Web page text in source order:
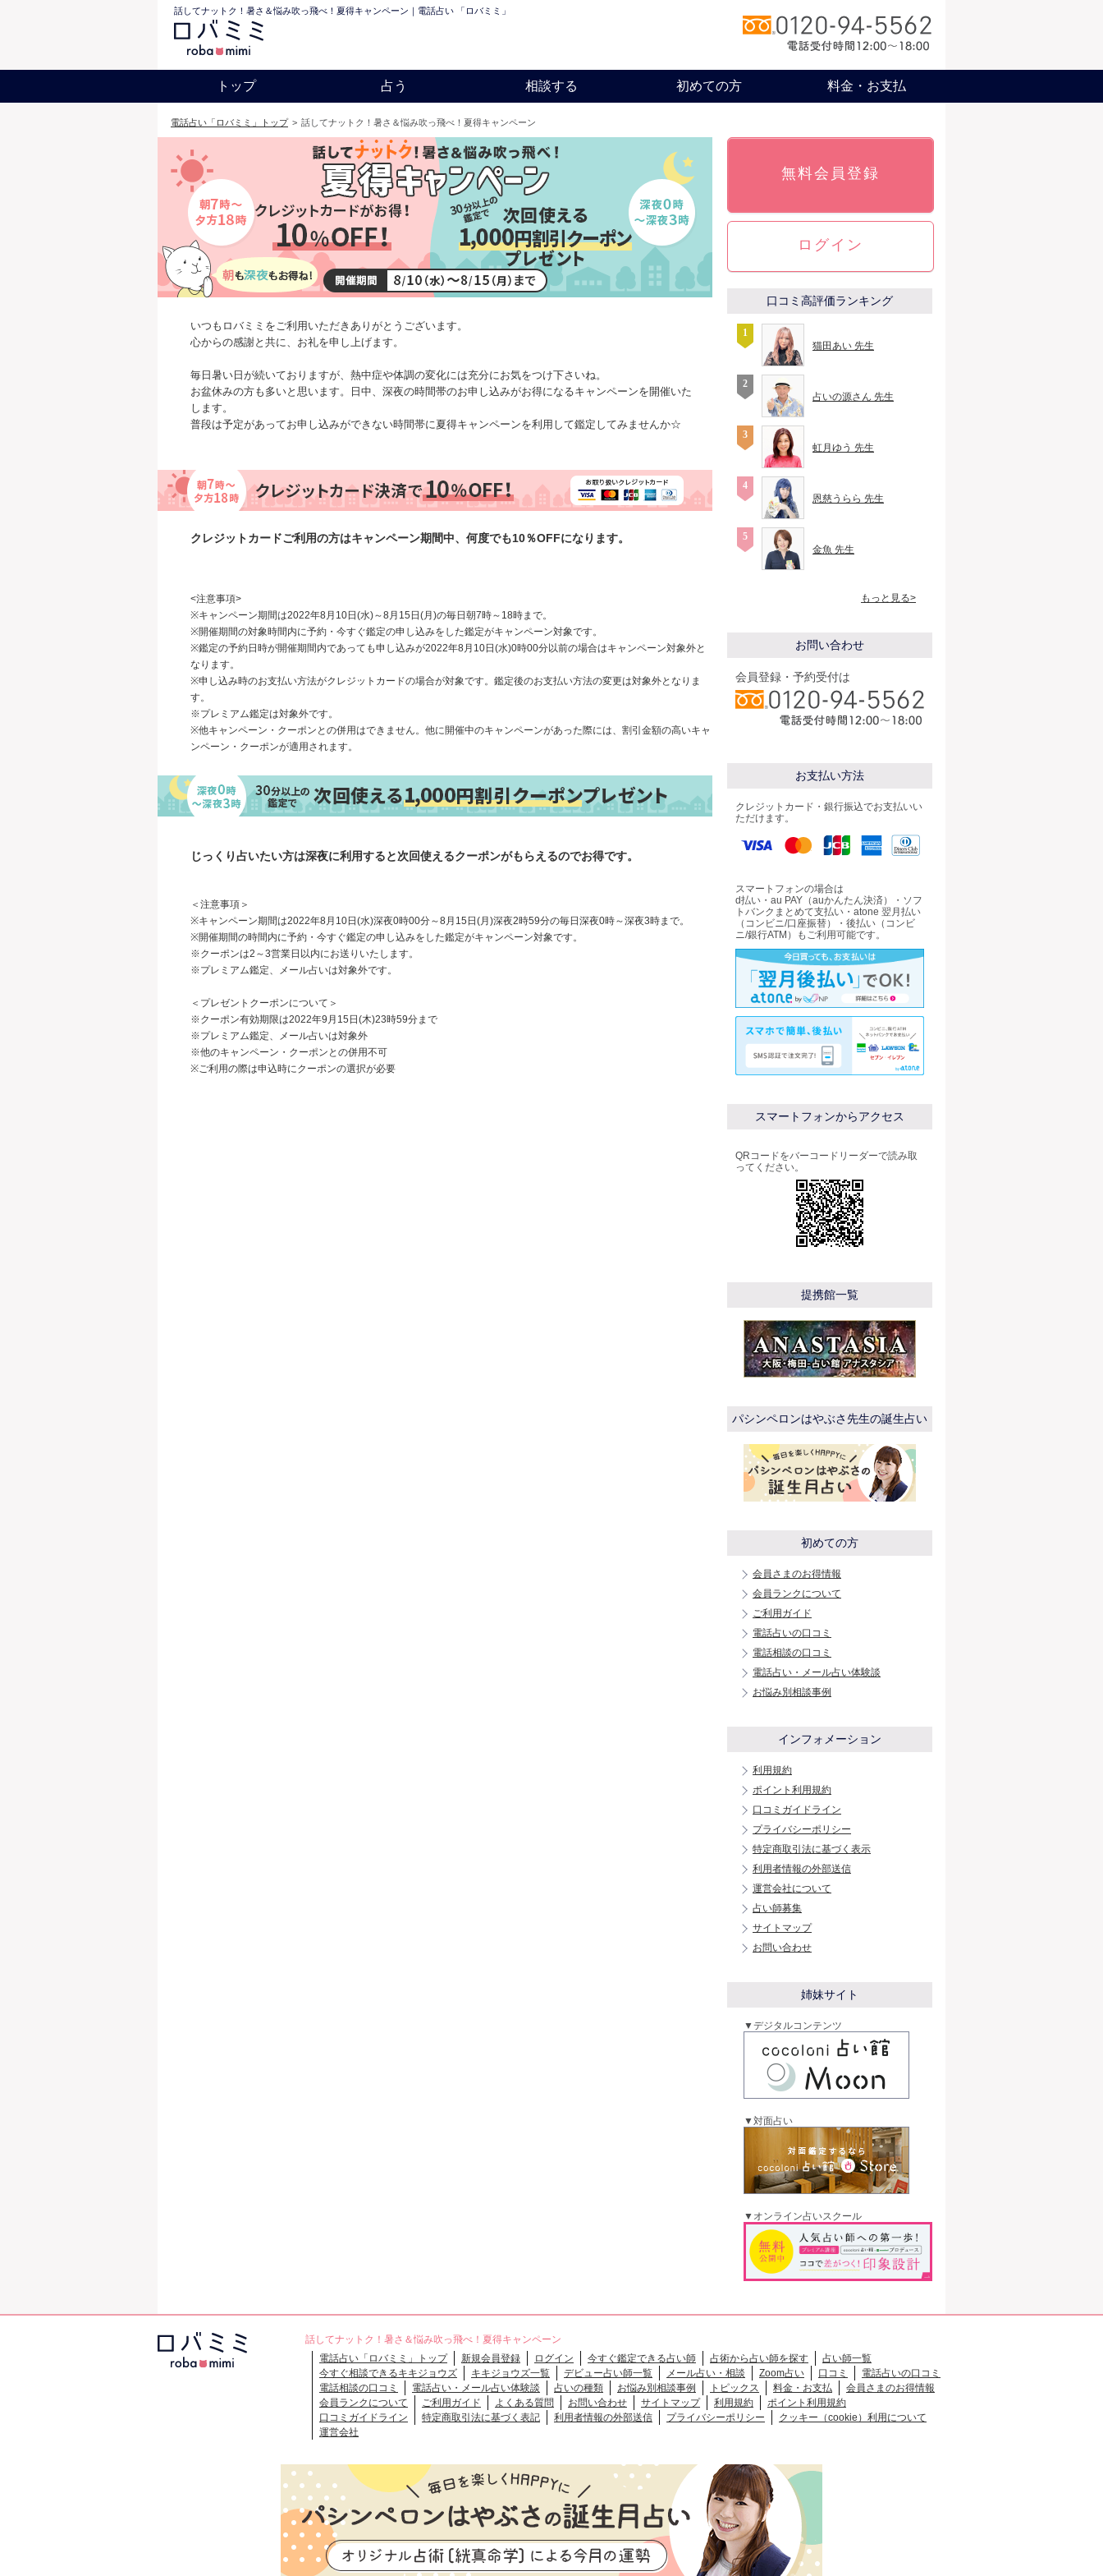
話してナットク！暑さ＆悩み吹っ飛べ！夏得キャンペーン｜電話占い 「ロバミミ」
トップ 占う 相談する 初めての方 料金・お支払
電話占い「ロバミミ」トップ > 話してナットク！暑さ＆悩み吹っ飛べ！夏得キャンペーン
いつもロバミミをご利用いただきありがとうございます。
心からの感謝と共に、お礼を申し上げます。
毎日暑い日が続いておりますが、熱中症や体調の変化には充分にお気をつけ下さいね。
お盆休みの方も多いと思います。日中、深夜の時間帯のお申し込みがお得になるキャンペーンを開催いた
します。
普段は予定があってお申し込みができない時間帯に夏得キャンペーンを利用して鑑定してみませんか☆
クレジットカードご利用の方はキャンペーン期間中、何度でも10％OFFになります。
<注意事項>
※キャンペーン期間は2022年8月10日(水)～8月15日(月)の毎日朝7時～18時まで。
※開催期間の対象時間内に予約・今すぐ鑑定の申し込みをした鑑定がキャンペーン対象です。
※鑑定の予約日時が開催期間内であっても申し込みが2022年8月10日(水)0時00分以前の場合はキャンペーン対象外と
なります。
※申し込み時のお支払い方法がクレジットカードの場合が対象です。鑑定後のお支払い方法の変更は対象外となりま
す。
※プレミアム鑑定は対象外です。
※他キャンペーン・クーポンとの併用はできません。他に開催中のキャンペーンがあった際には、割引金額の高いキャ
ンペーン・クーポンが適用されます。
じっくり占いたい方は深夜に利用すると次回使えるクーポンがもらえるのでお得です。
＜注意事項＞
※キャンペーン期間は2022年8月10日(水)深夜0時00分～8月15日(月)深夜2時59分の毎日深夜0時～深夜3時まで。
※開催期間の時間内に予約・今すぐ鑑定の申し込みをした鑑定がキャンペーン対象です。
※クーポンは2～3営業日以内にお送りいたします。
※プレミアム鑑定、メール占いは対象外です。
＜プレゼントクーポンについて＞
※クーポン有効期限は2022年9月15日(木)23時59分まで
※プレミアム鑑定、メール占いは対象外
※他のキャンペーン・クーポンとの併用不可
※ご利用の際は申込時にクーポンの選択が必要
無料会員登録
ログイン
口コミ高評価ランキング
猫田あい 先生
占いの源さん 先生
虹月ゆう 先生
恩慈うらら 先生
金魚 先生
もっと見る>
お問い合わせ
会員登録・予約受付は
お支払い方法
クレジットカード・銀行振込でお支払いい
ただけます。
スマートフォンの場合は
d払い・au PAY（auかんたん決済）・ソフ
トバンクまとめて支払い・atone 翌月払い
（コンビニ/口座振替）・後払い（コンビ
ニ/銀行ATM）もご利用可能です。
スマートフォンからアクセス
QRコードをバーコードリーダーで読み取
ってください。
提携館一覧
パシンペロンはやぶさ先生の誕生占い
初めての方
会員さまのお得情報
会員ランクについて
ご利用ガイド
電話占いの口コミ
電話相談の口コミ
電話占い・メール占い体験談
お悩み別相談事例
インフォメーション
利用規約
ポイント利用規約
口コミガイドライン
プライバシーポリシー
特定商取引法に基づく表示
利用者情報の外部送信
運営会社について
占い師募集
サイトマップ
お問い合わせ
姉妹サイト
▼デジタルコンテンツ
▼対面占い
▼オンライン占いスクール
話してナットク！暑さ＆悩み吹っ飛べ！夏得キャンペーン
電話占い「ロバミミ」トップ
新規会員登録 ログイン 今すぐ鑑定できる占い師 占術から占い師を探す
占い師一覧
今すぐ相談できるキキジョウズ
キキジョウズ一覧 デビュー占い師一覧 メール占い・相談 Zoom占い 口コミ
電話占いの口コミ
電話相談の口コミ
電話占い・メール占い体験談 占いの種類 お悩み別相談事例 トピックス 料金・お支払
会員さまのお得情報
会員ランクについて
ご利用ガイド よくある質問 お問い合わせ サイトマップ 利用規約
ポイント利用規約
口コミガイドライン
特定商取引法に基づく表記 利用者情報の外部送信 プライバシーポリシー
クッキー（cookie）利用について
運営会社